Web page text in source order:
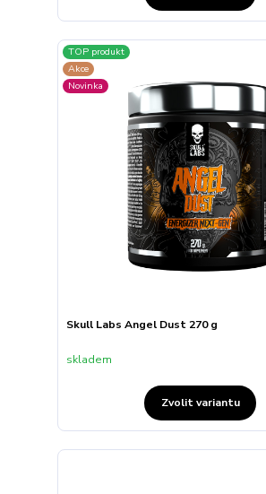
TOP produkt
Akce
Novinka
Skull Labs Angel Dust 270 g
skladem
Zvolit variantu